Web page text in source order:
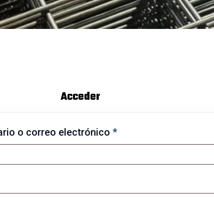
Acceder
o correo electrónico *